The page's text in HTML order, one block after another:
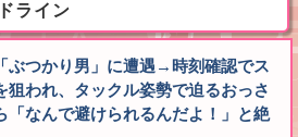
ライン
ぶつかり男」に遭遇→時刻確認でス
狙われ、タックル姿勢で迫るおっさ
なんで避けられるんだよ！」と絶